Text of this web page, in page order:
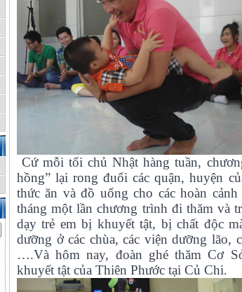
Cứ mỗi tối chủ Nhật hàng tuần,
hồng” lại rong đuổi các quận, huyện
thức ăn và đồ uống cho các hoàn
tháng một lần chương trình đi thăm và
dạy trẻ em bị khuyết tật, bị chất độc
dưỡng ở các chùa, các viện dưỡng lão,
….Và hôm nay, đoàn ghé thăm Cơ
khuyết tật của Thiên Phước tại Củ Chi.